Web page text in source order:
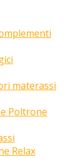
materassi
Poltrone
Relax